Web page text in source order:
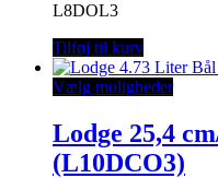
949,00 kr..
L8DOL3
Tilføj til kurv
Vælg muligheder
Lodge 25,4
(L10DCO3)